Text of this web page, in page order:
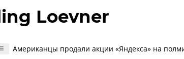
Loevner
Американцы продали акции «Яндекса» на